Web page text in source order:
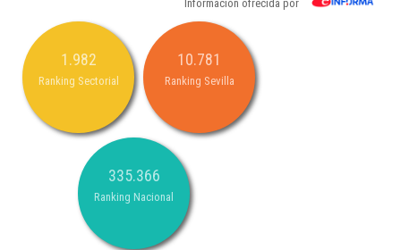
Información ofrecida por
1.982
Ranking Sectorial
10.781
Ranking Sevilla
335.366
Ranking Nacional